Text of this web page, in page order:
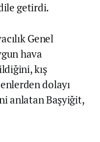
getirdi.
Genel
hava
kış
dolayı
anlatan Başyiğit,